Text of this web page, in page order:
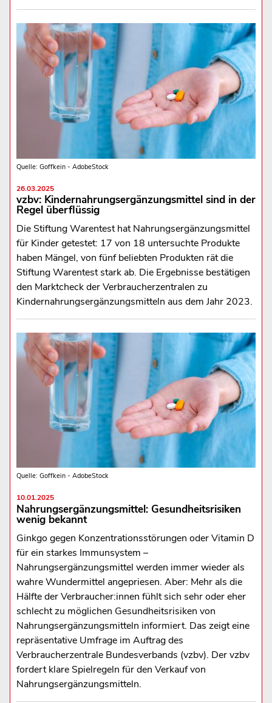
Quelle: Goffkein - AdobeStock
26.03.2025
vzbv: Kindernahrungsergänzungsmittel sind in der
Regel überflüssig
Die Stiftung Warentest hat Nahrungsergänzungsmittel
für Kinder getestet: 17 von 18 untersuchte Produkte
haben Mängel, von fünf beliebten Produkten rät die
Stiftung Warentest stark ab. Die Ergebnisse bestätigen
den Marktcheck der Verbraucherzentralen zu
Kindernahrungsergänzungsmitteln aus dem Jahr 2023.
Quelle: Goffkein - AdobeStock
10.01.2025
Nahrungsergänzungsmittel: Gesundheitsrisiken
wenig bekannt
Ginkgo gegen Konzentrationsstörungen oder Vitamin D
für ein starkes Immunsystem –
Nahrungsergänzungsmittel werden immer wieder als
wahre Wundermittel angepriesen. Aber: Mehr als die
Hälfte der Verbraucher:innen fühlt sich sehr oder eher
schlecht zu möglichen Gesundheitsrisiken von
Nahrungsergänzungsmitteln informiert. Das zeigt eine
repräsentative Umfrage im Auftrag des
Verbraucherzentrale Bundesverbands (vzbv). Der vzbv
fordert klare Spielregeln für den Verkauf von
Nahrungsergänzungsmitteln.